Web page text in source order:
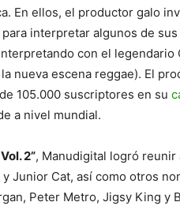
En ellos, el productor galo
interpretar algunos de
con el legendario
nueva escena reggae). El
105.000 suscriptores en su
a nivel mundial.
2”, Manudigital logró reunir
Junior Cat, así como otros
Peter Metro, Jigsy King y